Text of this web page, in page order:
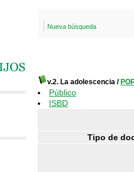
Nueva búsqueda
v.2. La adolescencia /
Público
ISBD
Tipo de